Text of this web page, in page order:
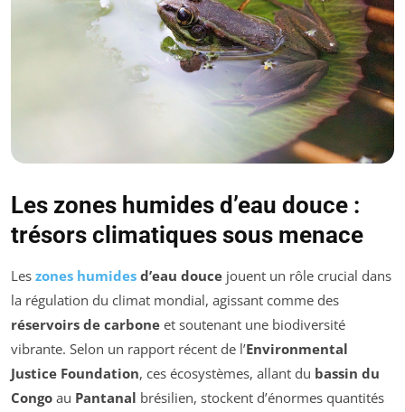
Les zones humides d’eau douce :
trésors climatiques sous menace
Les zones humides d’eau douce jouent un rôle crucial dans
la régulation du climat mondial, agissant comme des
réservoirs de carbone et soutenant une biodiversité
vibrante. Selon un rapport récent de l’Environmental
Justice Foundation, ces écosystèmes, allant du bassin du
Congo au Pantanal brésilien, stockent d’énormes quantités